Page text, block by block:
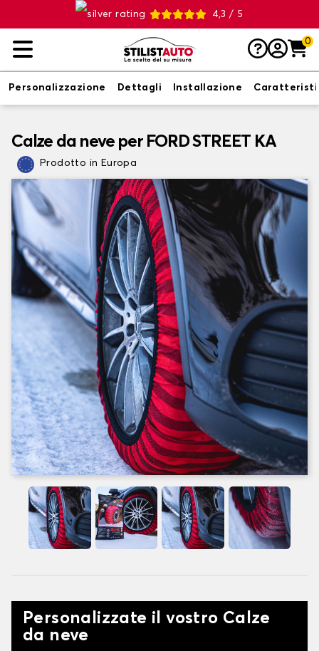
4,3 / 5
0
Personalizzazione Dettagli Installazione
Calze da neve per FORD STREET KA
Prodotto in Europa
Personalizzate il vostro Calze
da neve